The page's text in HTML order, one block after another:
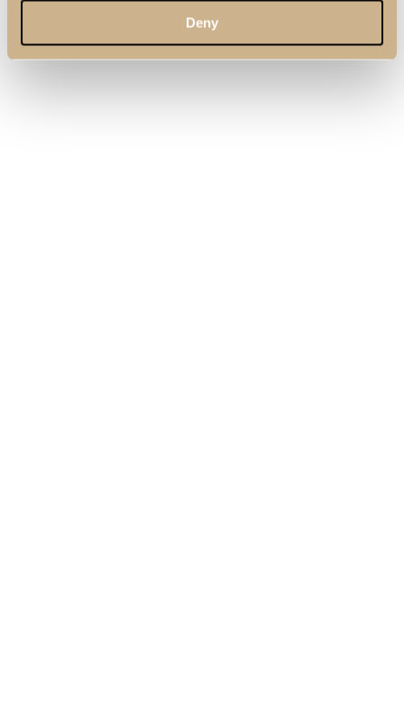
Deny